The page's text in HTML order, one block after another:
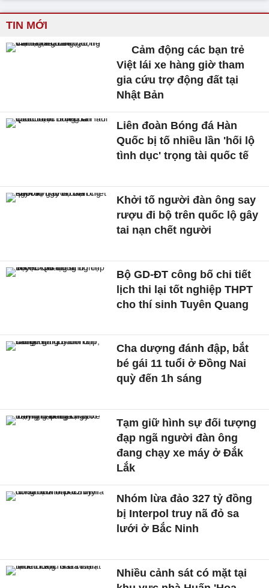
TIN MỚI
Cảm động các bạn trẻ
Việt lái xe hàng giờ tham
gia cứu trợ động đất tại
Nhật Bản
Liên đoàn Bóng đá Hàn
Quốc bị tố nhiều lần 'hối lộ
tình dục' trọng tài quốc tế
Khởi tố người đàn ông say
rượu đi bộ trên quốc lộ gây
tai nạn chết người
Bộ GD-ĐT công bố chi tiết
lịch thi lại tốt nghiệp THPT
cho thí sinh Tuyên Quang
Cha dượng đánh đập, bắt
bé gái 11 tuổi ở Đồng Nai
quỳ đến 1h sáng
Tạm giữ hình sự đối tượng
đạp ngã người đàn ông
đang chạy xe máy ở Đắk
Lắk
Nhóm lừa đảo 327 tỷ đồng
bị Interpol truy nã đỏ sa
lưới ở Bắc Ninh
Nhiều cảnh sát có mặt tại